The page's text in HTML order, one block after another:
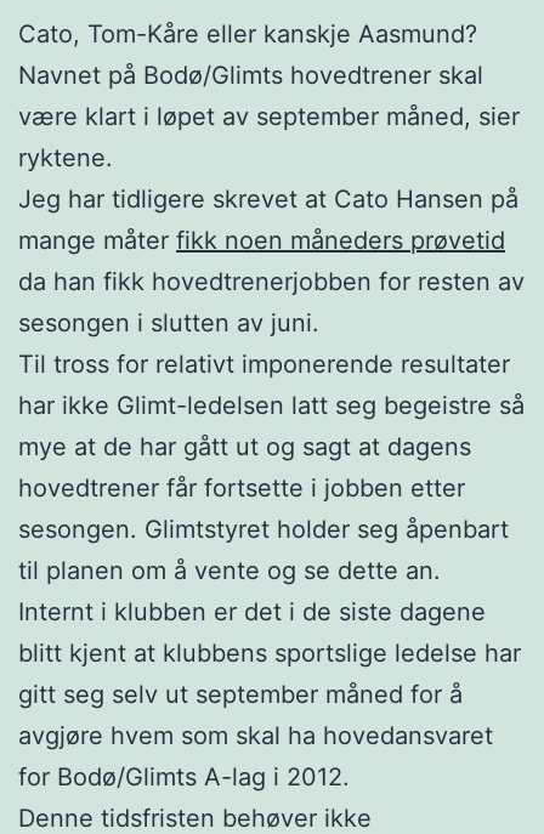
Cato, Tom-Kåre eller kanskje Aasmund?
Navnet på Bodø/Glimts hovedtrener skal
være klart i løpet av september måned, sier
ryktene.
Jeg har tidligere skrevet at Cato Hansen på
mange måter fikk noen måneders prøvetid
da han fikk hovedtrenerjobben for resten av
sesongen i slutten av juni.
Til tross for relativt imponerende resultater
har ikke Glimt-ledelsen latt seg begeistre så
mye at de har gått ut og sagt at dagens
hovedtrener får fortsette i jobben etter
sesongen. Glimtstyret holder seg åpenbart
til planen om å vente og se dette an.
Internt i klubben er det i de siste dagene
blitt kjent at klubbens sportslige ledelse har
gitt seg selv ut september måned for å
avgjøre hvem som skal ha hovedansvaret
for Bodø/Glimts A-lag i 2012.
Denne tidsfristen behøver ikke